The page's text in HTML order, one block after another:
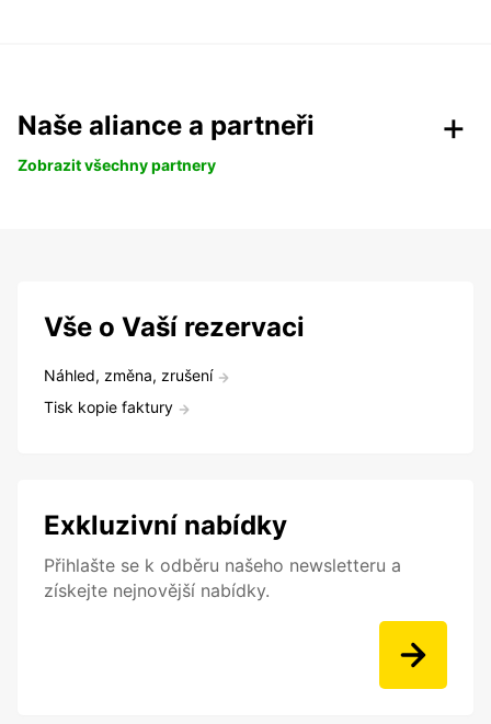
Naše aliance a partneři
Zobrazit všechny partnery
Vše o Vaší rezervaci
Náhled, změna, zrušení
Tisk kopie faktury
Exkluzivní nabídky
Přihlašte se k odběru našeho newsletteru a
získejte nejnovější nabídky.